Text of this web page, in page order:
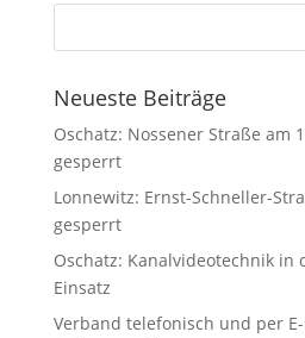
Neueste Beiträge
Oschatz: Nossener Straße am
gesperrt
Lonnewitz: Ernst-Schneller-
gesperrt
Oschatz: Kanalvideotechnik in
Einsatz
Verband telefonisch und per